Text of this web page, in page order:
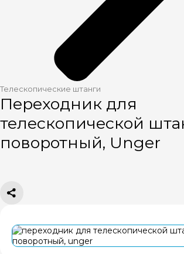
Телескопические штанги
Переходник для
телескопической
поворотный, Unger